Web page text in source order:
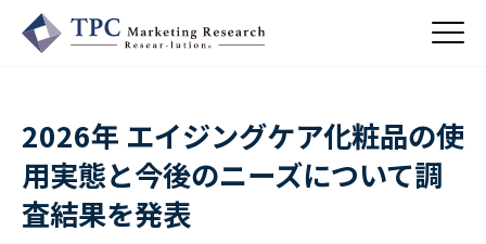
About Us ／ TPCについて
私たちの強み
2026年 エイジングケア化粧品の使
用実態と今後のニーズについて調
査結果を発表